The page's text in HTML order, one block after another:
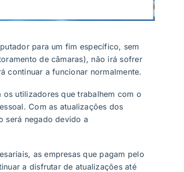
para um fim específico, sem
de câmaras), não irá sofrer
continuar a funcionar normalmente.
utilizadores que trabalhem com o
Com as atualizações dos
será negado devido a
as empresas que pagam pelo
a disfrutar de atualizações até